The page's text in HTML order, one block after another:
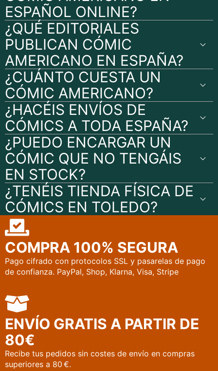
ESPAÑOL ONLINE?
¿QUÉ EDITORIALES
PUBLICAN CÓMIC
AMERICANO EN ESPAÑA?
¿CUÁNTO CUESTA UN
CÓMIC AMERICANO?
¿HACÉIS ENVÍOS DE
CÓMICS A TODA ESPAÑA?
¿PUEDO ENCARGAR UN
CÓMIC QUE NO TENGÁIS
EN STOCK?
¿TENÉIS TIENDA FÍSICA DE
CÓMICS EN TOLEDO?
COMPRA 100% SEGURA
Pago cifrado con protocolos SSL y pasarelas de pago
de confianza. PayPal, Shop, Klarna, Visa, Stripe
ENVÍO GRATIS A PARTIR DE
80€
Recibe tus pedidos sin costes de envío en compras
superiores a 80 €.